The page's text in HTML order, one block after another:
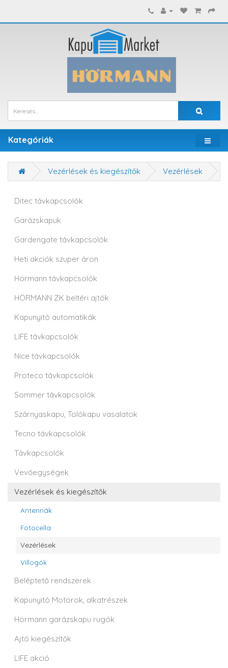
Kategóriák
Vezérlések és kiegészítők Vezérlések
Ditec távkapcsolók
Garázskapuk
Gardengate távkapcsolók
Heti akciók szuper áron
Hörmann távkapcsolók
HÖRMANN ZK beltéri ajtók
Kapunyitó automatikák
LIFE távkapcsolók
Nice távkapcsolók
Proteco távkapcsolók
Sommer távkapcsolók
Szárnyaskapu, Tolókapu vasalatok
Tecno távkapcsolók
Távkapcsolók
Vevőegységek
Vezérlések és kiegészítők
Antennák
Fotocella
Vezérlések
Villogók
Beléptető rendszerek
Kapunyitó Motorok, alkatrészek
Hörmann garázskapu rugók
Ajtó kiegészítők
LIFE akció